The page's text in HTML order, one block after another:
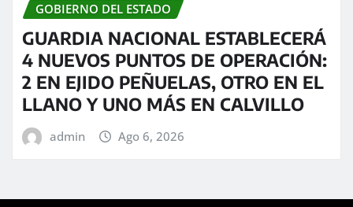
GOBIERNO DEL ESTADO
GUARDIA NACIONAL ESTABLECERÁ
4 NUEVOS PUNTOS DE OPERACIÓN:
2 EN EJIDO PEÑUELAS, OTRO EN EL
LLANO Y UNO MÁS EN CALVILLO
admin Ago 6, 2026